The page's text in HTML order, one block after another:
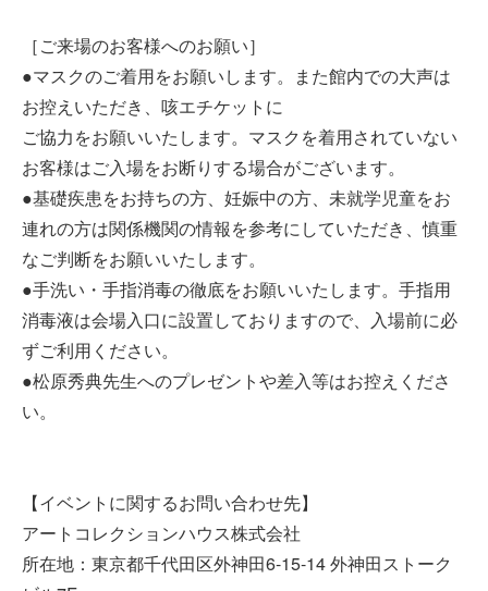
［ご来場のお客様へのお願い］
●マスクのご着用をお願いします。また館内での大声は
お控えいただき、咳エチケットに
ご協力をお願いいたします。マスクを着用されていない
お客様はご入場をお断りする場合がございます。
●基礎疾患をお持ちの方、妊娠中の方、未就学児童をお
連れの方は関係機関の情報を参考にしていただき、慎重
なご判断をお願いいたします。
●手洗い・手指消毒の徹底をお願いいたします。手指用
消毒液は会場入口に設置しておりますので、入場前に必
ずご利用ください。
●松原秀典先生へのプレゼントや差入等はお控えくださ
い。
【イベントに関するお問い合わせ先】
アートコレクションハウス株式会社
所在地：東京都千代田区外神田6-15-14 外神田ストーク